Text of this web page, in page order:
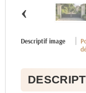
‹
Descriptif image